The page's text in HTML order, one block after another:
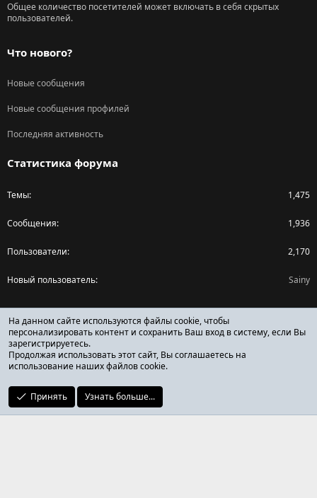
Общее количество посетителей может включать в себя скрытых
пользователей.
Что нового?
Новые сообщения
Новые сообщения профилей
Последняя активность
Статистика форума
Темы 1,475
Сообщения 1,936
Пользователи 2,170
Новый пользователь Sainy
Поделиться страницей
Facebook
X (Twitter)
Reddit
ОТЗЫВЫ ОНЛАЙН ФОРУМ
На данном сайте используются файлы cookie, чтобы
персонализировать контент и сохранить Ваш вход в систему, если Вы
зарегистрируетесь.
Продолжая использовать этот сайт, Вы соглашаетесь на
использование наших файлов cookie.
Принять Узнать больше...